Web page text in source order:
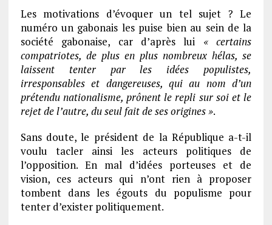
Les motivations d’évoquer un tel sujet ? Le
numéro un gabonais les puise bien au sein de la
société gabonaise, car d’après lui « certains
compatriotes, de plus en plus nombreux hélas, se
laissent tenter par les idées populistes,
irresponsables et dangereuses, qui au nom d’un
prétendu nationalisme, prônent le repli sur soi et le
rejet de l’autre, du seul fait de ses origines ».
Sans doute, le président de la République a-t-il
voulu tacler ainsi les acteurs politiques de
l’opposition. En mal d’idées porteuses et de
vision, ces acteurs qui n’ont rien à proposer
tombent dans les égouts du populisme pour
tenter d’exister politiquement.